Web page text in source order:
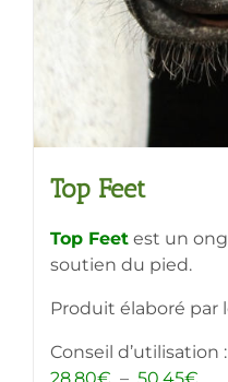
Top Feet
Top Feet est un
soutien du pied.
Produit élaboré par
Conseil d’utilisation :